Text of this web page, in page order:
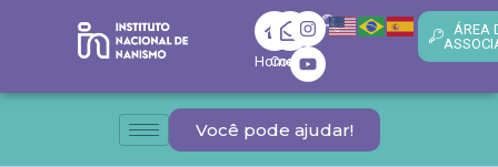
Home
Contato
ÁREA
Você pode ajudar!